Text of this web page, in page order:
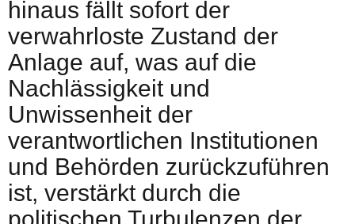
hinaus fällt sofort der
verwahrloste Zustand der
Anlage auf, was auf die
Nachlässigkeit und
Unwissenheit der
verantwortlichen Institutionen
und Behörden zurückzuführen
ist, verstärkt durch die